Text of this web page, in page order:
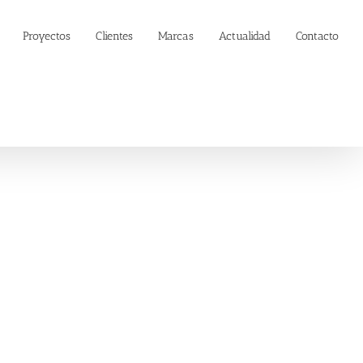
Proyectos Clientes Marcas Actualidad Contacto